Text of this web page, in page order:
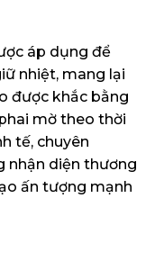
áp dụng để
nhiệt, mang lại
được khắc bằng
mờ theo thời
tế, chuyên
nhận diện thương
ấn tượng mạnh